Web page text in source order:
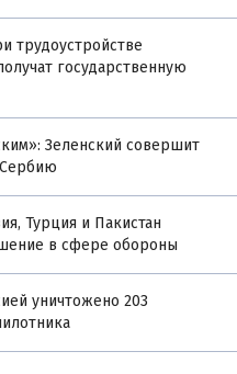
трудоустройстве
государственную
Зеленский совершит
Турция и Пакистан
в сфере обороны
уничтожено 203